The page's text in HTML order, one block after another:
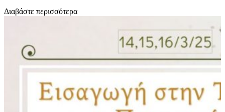
Διαβάστε περισσότερα